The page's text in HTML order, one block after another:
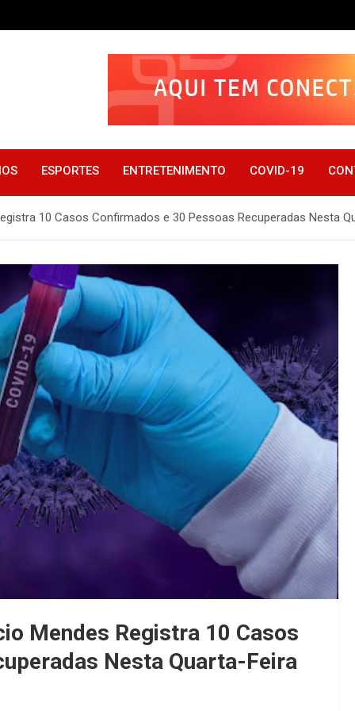
ESPORTES ENTRETENIMENTO COVID-19
10 Casos Confirmados e 30 Pessoas Recuperadas Nesta
Mendes Registra 10 Casos
Nesta Quarta-Feira